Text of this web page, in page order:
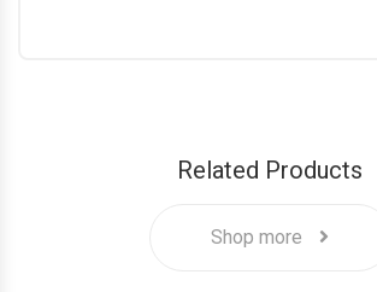
Related Products
Shop more